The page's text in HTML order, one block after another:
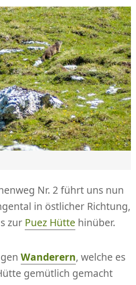
Nr. 2 führt uns nun
in östlicher Richtung,
zur Puez Hütte hinüber.
Wanderern, welche es
gemütlich gemacht